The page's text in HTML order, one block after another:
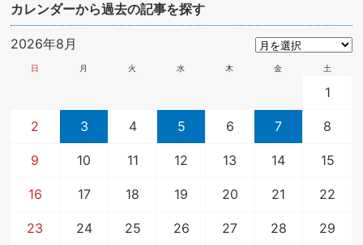
カレンダーから過去の記事を探す
2026年8月
日 月 火 水 木 金 土
1
2 3 4 5 6 7 8
9 10 11 12 13 14 15
16 17 18 19 20 21 22
23 24 25 26 27 28 29